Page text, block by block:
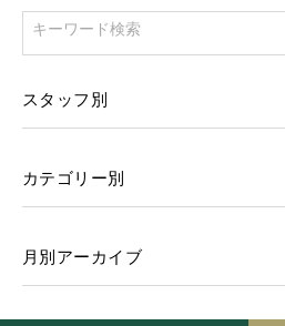
スタッフ別
カテゴリー別
月別アーカイブ